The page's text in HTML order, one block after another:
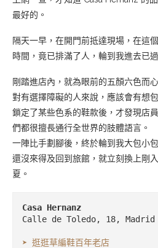
最好的。
隔天一早，在開門前抵達現場，在這
時間，竟已排滿了人，輪到我進去已
剛踏進店內，就為眼前的五顏六色而
對有選擇障礙的人來說，應該會有想
鎖定了某些色系的鞋款後，才發現店
們都很擅長通行全世界的肢體語言。
一陣比手劃腳後，終於輪到我大包小
還沒來得及回到旅館，就立刻換上剛
夏。
➤ 逛逛草編鞋百年老店